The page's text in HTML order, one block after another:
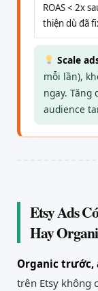
ROAS < 2x
thiện dù đã
Scale
mỗi lần),
ngay. Tăng
audience
Etsy Ads
Hay
Organic trước,
trên Etsy không